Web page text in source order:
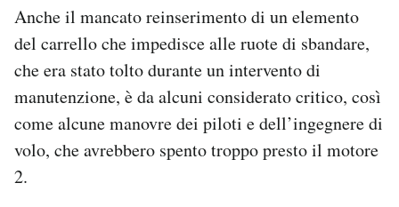
Anche il mancato reinserimento di un elemento
del carrello che impedisce alle ruote di sbandare,
che era stato tolto durante un intervento di
manutenzione, è da alcuni considerato critico, così
come alcune manovre dei piloti e dell’ingegnere di
volo, che avrebbero spento troppo presto il motore
2.